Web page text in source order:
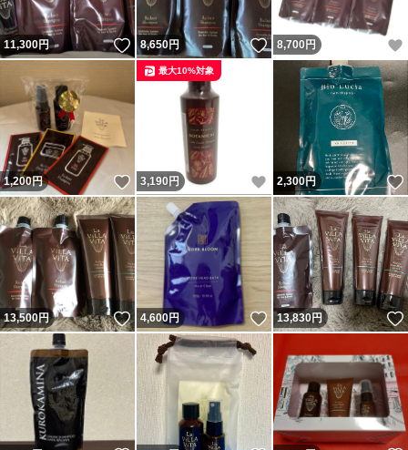
11,300円 いいね！
8,650円 いいね！
8,700 円
1,200円 いいね！
3,190 円 いいね！
最大10%対象
2,300円
13,500円 いいね！
4,600円 いいね！
13,830円